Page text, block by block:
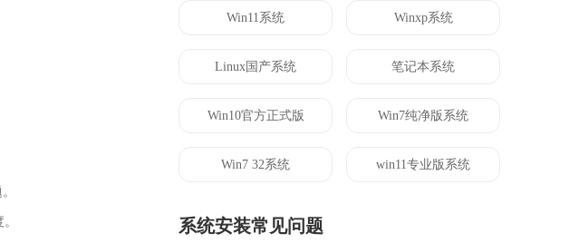
Win11系统 Winxp系统
Linux国产系统 笔记本系统
Win10官方正式版 Win7纯净版系统
Win7 32系统 win11专业版系统
系统安装常见问题